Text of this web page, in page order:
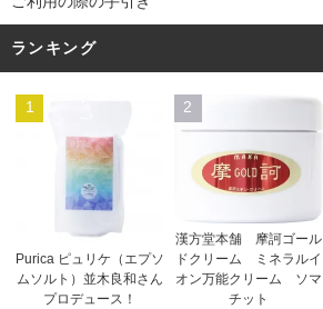
ランキング
1
Purica ピュリケ（エプソ
ムソルト）並木良和さん
プロデュース！
2
漢方堂本舗 摩訶ゴール
ドクリーム ミネラルイ
オン万能クリーム ソマ
チット